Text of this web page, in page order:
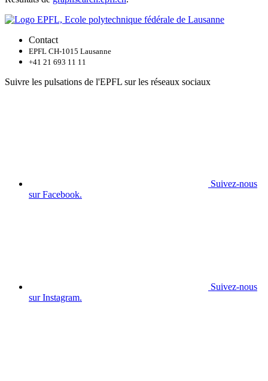
Contact
EPFL CH-1015 Lausanne
+41 21 693 11 11
Suivre les pulsations de l'EPFL sur les réseaux sociaux
Suivez-nous
sur Facebook.
Suivez-nous
sur Instagram.